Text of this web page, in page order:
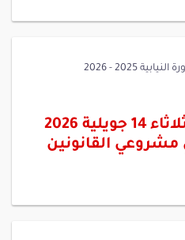
جلسة عامة يوم الثلاثاء 14 جويلية 2026
مشروعي القانونين